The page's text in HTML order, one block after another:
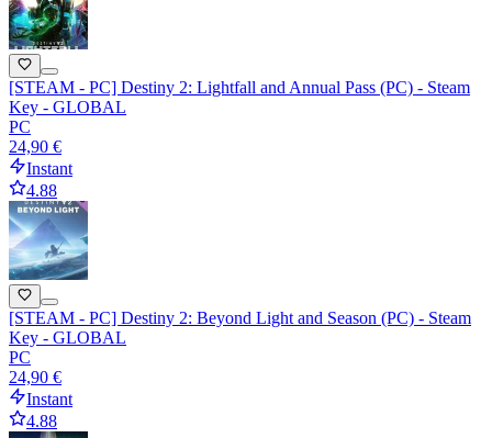
[STEAM - PC] Destiny 2: Lightfall and Annual Pass (PC) - Steam
Key - GLOBAL
PC
24,90 €
Instant
4.88
[STEAM - PC] Destiny 2: Beyond Light and Season (PC) - Steam
Key - GLOBAL
PC
24,90 €
Instant
4.88